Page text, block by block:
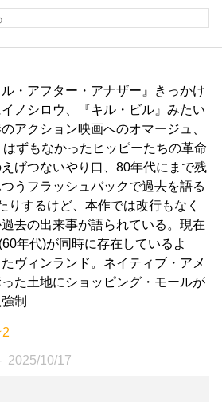
ル・アフター・アナザー』きっかけ
ノシロウ、『キル・ビル』みたい
アクション映画へのオマージュ、
ずもなかったヒッピーたちの革命
げつないやり口、80年代にまで残
うフラッシュバックで過去を語る
りするけど、本作では改行もなく
去の出来事が語られている。現在
年代)が同時に存在しているよ
ヴィンランド。ネイティブ・アメ
た土地にショッピング・モールが
制
2025/10/17